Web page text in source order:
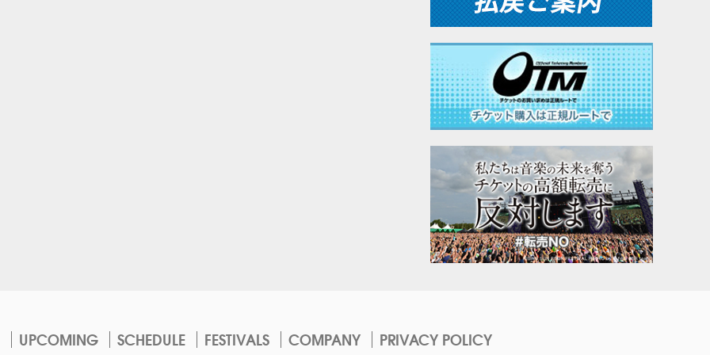
UPCOMING SCHEDULE FESTIVALS COMPANY PRIVACY POLICY